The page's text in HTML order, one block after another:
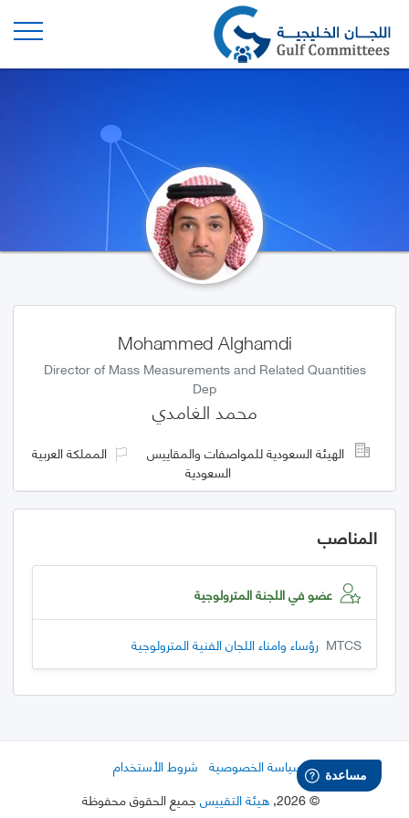
Mohammed Alghamdi
Director of Mass Measurements and Related Quantities
Dep
محمد الغامدي
الهيئة السعودية للمواصفات والمقاييس
المملكة العربية
السعودية
المناصب
عضو في اللجنة المترولوجية
MTCS رؤساء وامناء اللجان الفنية المترولوجية
سياسة الخصوصية شروط الأستخدام
©
2026
, هيئة التقييس جميع الحقوق محفوظة